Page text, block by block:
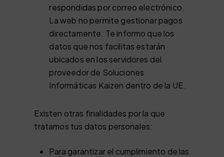
respondidas por correo electrónico.
La web no permite gestionar pagos
directamente. Te informo que los
datos que nos facilitas estarán
ubicados en los servidores del
proveedor de Soluciones
Informáticas Kaizen dentro de la UE.
Existen otras finalidades por la que
tratamos tus datos personales:
Para garantizar el cumplimiento de las